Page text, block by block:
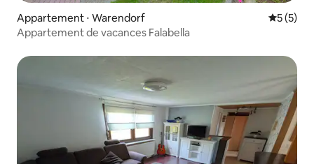
Appartement ⋅ Warendorf
5 (5)
Appartement de vacances Falabella